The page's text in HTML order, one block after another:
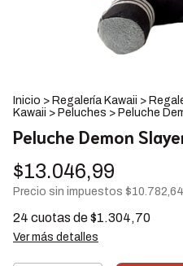
Inicio > Regalería Kawaii >
Kawaii > Peluches > Peluche
Peluche Demon
$13.046,99
Precio sin impuestos $10.782,64
24 cuotas de$1.304,70
Ver más detalles